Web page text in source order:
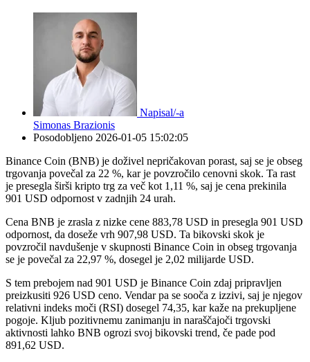
Napisal/-a
Simonas Brazionis
Posodobljeno 2026-01-05 15:02:05
Binance Coin (BNB) je doživel nepričakovan porast, saj se je obseg
trgovanja povečal za 22 %, kar je povzročilo cenovni skok. Ta rast
je presegla širši kripto trg za več kot 1,11 %, saj je cena prekinila
901 USD odpornost v zadnjih 24 urah.
Cena BNB je zrasla z nizke cene 883,78 USD in presegla 901 USD
odpornost, da doseže vrh 907,98 USD. Ta bikovski skok je
povzročil navdušenje v skupnosti Binance Coin in obseg trgovanja
se je povečal za 22,97 %, dosegel je 2,02 milijarde USD.
S tem prebojem nad 901 USD je Binance Coin zdaj pripravljen
preizkusiti 926 USD ceno. Vendar pa se sooča z izzivi, saj je njegov
relativni indeks moči (RSI) dosegel 74,35, kar kaže na prekupljene
pogoje. Kljub pozitivnemu zanimanju in naraščajoči trgovski
aktivnosti lahko BNB ogrozi svoj bikovski trend, če pade pod
891,62 USD.